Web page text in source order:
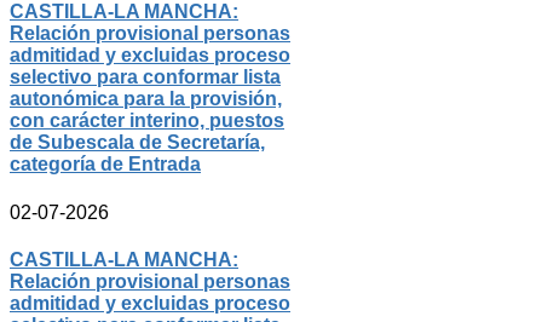
CASTILLA-LA MANCHA:
Relación provisional personas
admitidad y excluidas proceso
selectivo para conformar lista
autonómica para la provisión,
con carácter interino, puestos
de Subescala de Secretaría,
categoría de Entrada
02-07-2026
CASTILLA-LA MANCHA:
Relación provisional personas
admitidad y excluidas proceso